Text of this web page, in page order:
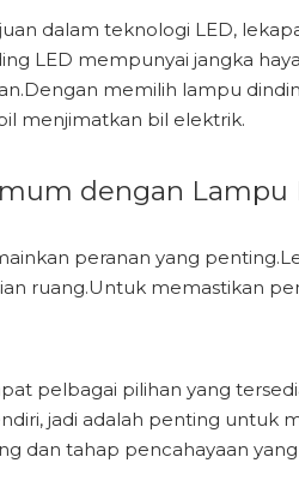
dalam teknologi LED,
LED mempunyai jangka
memilih lampu
menjimatkan bil elektrik.
dengan Lampu
peranan yang
ruang.Untuk memastikan
pelbagai pilihan yang
jadi adalah penting untuk
dan tahap pencahayaan